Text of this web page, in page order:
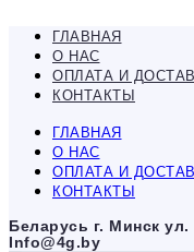
содержимому
ГЛАВНАЯ
О НАС
ОПЛАТА И
КОНТАКТЫ
ГЛАВНАЯ
О НАС
ОПЛАТА И
КОНТАКТЫ
Беларусь г. Минск ул.
Info@4g.by